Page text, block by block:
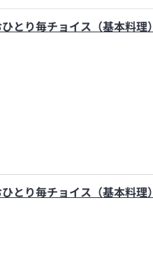
とり毎チョイス（基本料理）
とり毎チョイス（基本料理）